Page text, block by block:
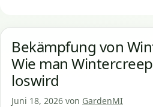
Bekämpfung von
Wie man
loswird
Juni 18, 2026 von GardenMI